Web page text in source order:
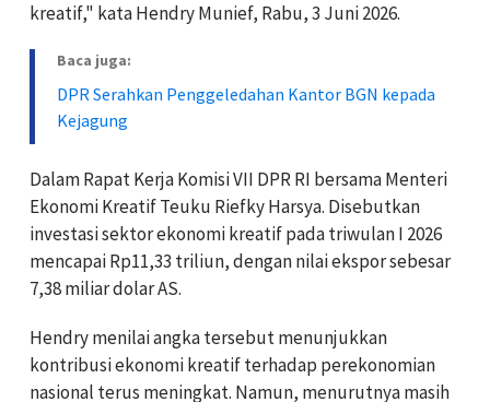
kreatif," kata Hendry Munief, Rabu, 3 Juni 2026.
Baca juga:
DPR Serahkan Penggeledahan Kantor BGN kepada
Kejagung
Dalam Rapat Kerja Komisi VII DPR RI bersama Menteri
Ekonomi Kreatif Teuku Riefky Harsya. Disebutkan
investasi sektor ekonomi kreatif pada triwulan I 2026
mencapai Rp11,33 triliun, dengan nilai ekspor sebesar
7,38 miliar dolar AS.
Hendry menilai angka tersebut menunjukkan
kontribusi ekonomi kreatif terhadap perekonomian
nasional terus meningkat. Namun, menurutnya masih